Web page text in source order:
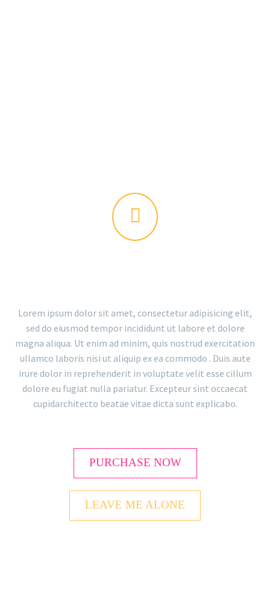


Lorem ipsum dolor sit amet, consectetur adipisicing elit,
sed do eiusmod tempor incididunt ut labore et dolore
magna aliqua. Ut enim ad minim, quis nostrud exercitation
ullamco laboris nisi ut aliquip ex ea commodo . Duis aute
irure dolor in reprehenderit in voluptate velit esse cillum
dolore eu fugiat nulla pariatur. Excepteur sint occaecat
cupidarchitecto beatae vitae dicta sunt explicabo.
PURCHASE NOW
LEAVE ME ALONE